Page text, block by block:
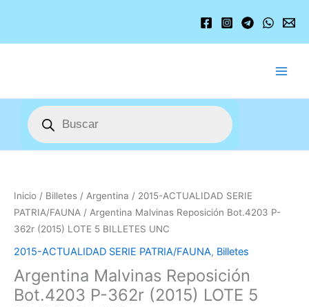
contenido
Búsqueda
de
productos
Inicio / Billetes / Argentina / 2015-ACTUALIDAD SERIE
PATRIA/FAUNA / Argentina Malvinas Reposición Bot.4203 P-
362r (2015) LOTE 5 BILLETES UNC
2015-ACTUALIDAD SERIE PATRIA/FAUNA, Billetes
Argentina Malvinas Reposición
Bot.4203 P-362r (2015) LOTE 5
Reposición
Bot.4203
P-
(2015)
LOTE
5